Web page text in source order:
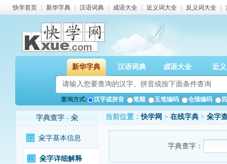
快学首页 新华字典 汉语词典 成语大全 近义词大全 反义词大全
新华字典 汉语词典 成语大全 近
查询方式: 汉字或拼音 笔顺 五笔编码 仓颉编码
字典查字 - 籴
籴字基本信息
籴字详细解释
当前位置：快学网 > 在线字典 > 籴字
字典查字：